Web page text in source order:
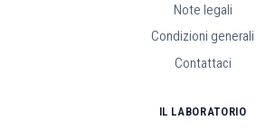
Note legali
Condizioni generali
Contattaci
IL LABORATORIO